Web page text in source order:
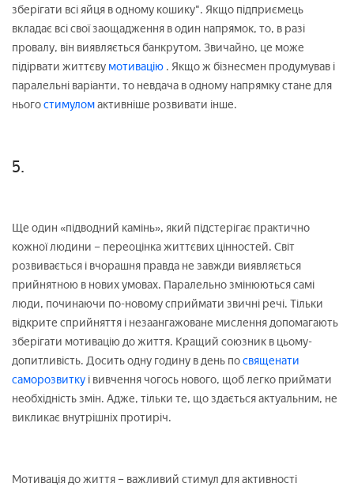
зберігати всі яйця в одному кошику". Якщо підприємець
вкладає всі свої заощадження в один напрямок, то, в разі
провалу, він виявляється банкрутом. Звичайно, це може
підірвати життєву мотивацію . Якщо ж бізнесмен продумував і
паралельні варіанти, то невдача в одному напрямку стане для
ньогостимуломактивніше розвивати інше.
5.
Ще один «підводний камінь», який підстерігає практично
кожної людини – переоцінка життєвих цінностей. Світ
розвивається і вчорашня правда не завжди виявляється
прийнятною в нових умовах. Паралельно змінюються самі
люди, починаючи по-новому сприймати звичні речі. Тільки
відкрите сприйняття і незаангажоване мислення допомагають
зберігати мотивацію до життя. Кращий союзник в цьому-
допитливість. Досить одну годину в день посвященати
саморозвитку і вивчення чогось нового, щоб легко приймати
необхідність змін. Адже, тільки те, що здається актуальним, не
викликає внутрішніх протиріч.
Мотивація до життя – важливий стимул для активності